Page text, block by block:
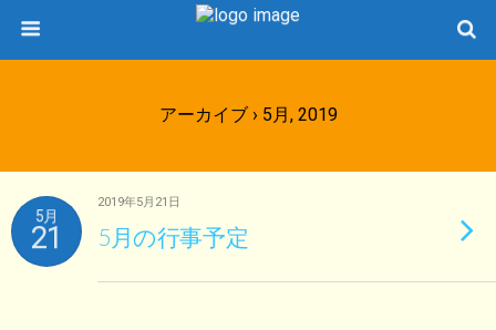
アーカイブ › 5月, 2019
5月
21
2019年5月21日
5月の行事予定